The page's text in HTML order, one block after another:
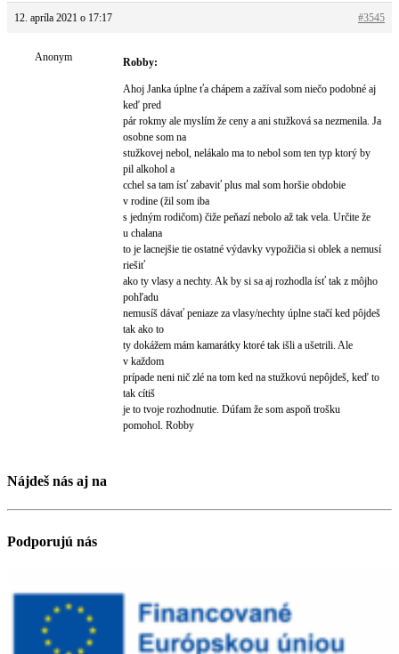
12. apríla 2021 o 17:17 #3545
Anonym Robby:
Ahoj Janka úplne ťa chápem a zažíval som niečo podobné aj
keď pred
pár rokmy ale myslím že ceny a ani stužková sa nezmenila. Ja
osobne som na
stužkovej nebol, nelákalo ma to nebol som ten typ ktorý by
pil alkohol a
cchel sa tam ísť zabaviť plus mal som horšie obdobie
v rodine (žil som iba
s jedným rodičom) čiže peňazí nebolo až tak vela. Určite že
u chalana
to je lacnejšie tie ostatné výdavky vypožičia si oblek a nemusí
riešiť
ako ty vlasy a nechty. Ak by si sa aj rozhodla ísť tak z môjho
pohľadu
nemusíš dávať peniaze za vlasy/nechty úplne stačí ked pôjdeš
tak ako to
ty dokážem mám kamarátky ktoré tak išli a ušetrili. Ale
v každom
prípade neni nič zlé na tom ked na stužkovú nepôjdeš, keď to
tak cítiš
je to tvoje rozhodnutie. Dúfam že som aspoň trošku
pomohol. Robby
Nájdeš nás aj na
Podporujú nás